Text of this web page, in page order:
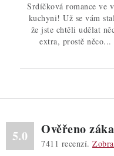
Srdíčková romance ve
kuchyni! Už se vám
že jste chtěli udělat
extra, prostě něco...
5.0 Ověřeno
7411 recenzí.